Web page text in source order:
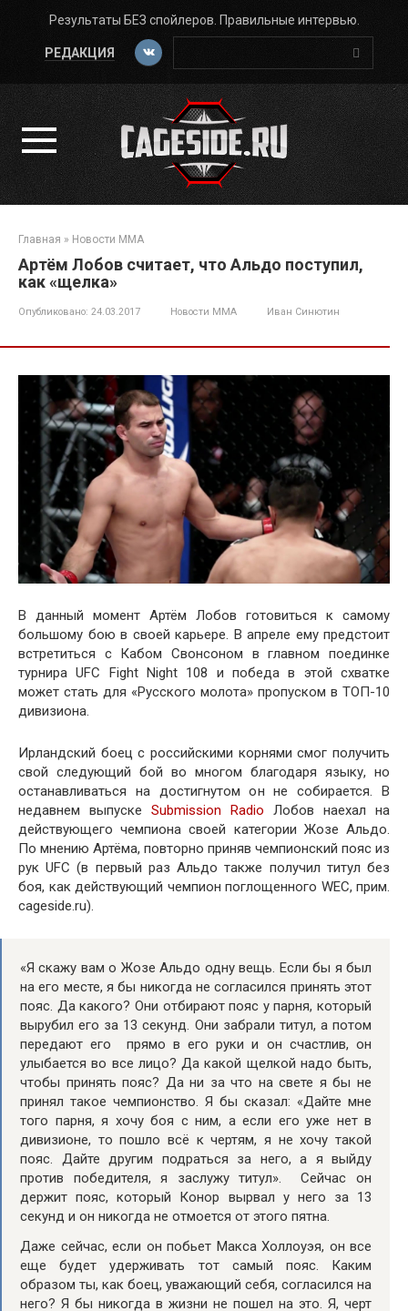
Перейти
контенту
Результаты БЕЗ спойлеров. Правильные интервью.
РЕДАКЦИЯ
Поиск:
Главная » Новости ММА
Артём Лобов считает, что Альдо поступил,
как «щелка»
Опубликовано: 24.03.2017 Новости ММА Иван Синютин
В данный момент Артём Лобов готовиться к самому
большому бою в своей карьере. В апреле ему предстоит
встретиться с Кабом Свонсоном в главном поединке
турнира UFC Fight Night 108 и победа в этой схватке
может стать для «Русского молота» пропуском в ТОП-10
дивизиона.
Ирландский боец с российскими корнями смог получить
свой следующий бой во многом благодаря языку, но
останавливаться на достигнутом он не собирается. В
недавнем выпуске Submission Radio Лобов наехал на
действующего чемпиона своей категории Жозе Альдо.
По мнению Артёма, повторно приняв чемпионский пояс из
рук UFC (в первый раз Альдо также получил титул без
боя, как действующий чемпион поглощенного WEC, прим.
cageside.ru).
«Я скажу вам о Жозе Альдо одну вещь. Если бы я был
на его месте, я бы никогда не согласился принять этот
пояс. Да какого? Они отбирают пояс у парня, который
вырубил его за 13 секунд. Они забрали титул, а потом
передают его прямо в его руки и он счастлив, он
улыбается во все лицо? Да какой щелкой надо быть,
чтобы принять пояс? Да ни за что на свете я бы не
принял такое чемпионство. Я бы сказал: «Дайте мне
того парня, я хочу боя с ним, а если его уже нет в
дивизионе, то пошло всё к чертям, я не хочу такой
пояс. Дайте другим подраться за него, а я выйду
против победителя, я заслужу титул». Сейчас он
держит пояс, который Конор вырвал у него за 13
секунд и он никогда не отмоется от этого пятна.
Даже сейчас, если он побьет Макса Холлоуэя, он все
еще будет удерживать тот самый пояс. Каким
образом ты, как боец, уважающий себя, согласился на
него? Я бы никогда в жизни не пошел на это. Я, черт